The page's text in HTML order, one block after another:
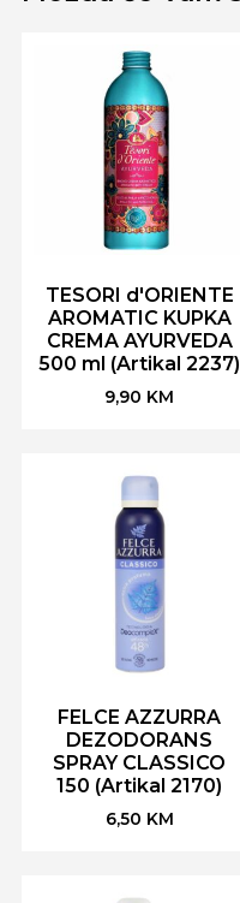
TESORI d'ORIENTE
AROMATIC KUPKA
CREMA AYURVEDA
500 ml (Artikal 2237)
9,90 KM
FELCE AZZURRA
DEZODORANS
SPRAY CLASSICO
150 (Artikal 2170)
6,50 KM